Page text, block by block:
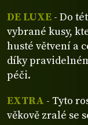
DE LUXE - Do
vybrané kusy,
husté větvení a
díky
péči.
EXTRA - Tyto
věkově zralé se